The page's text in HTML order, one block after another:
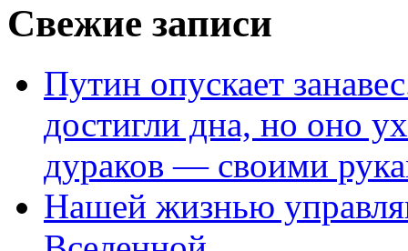
Свежие записи
Путин опускает
достигли дна, но оно
дураков — своими
Нашей жизнью